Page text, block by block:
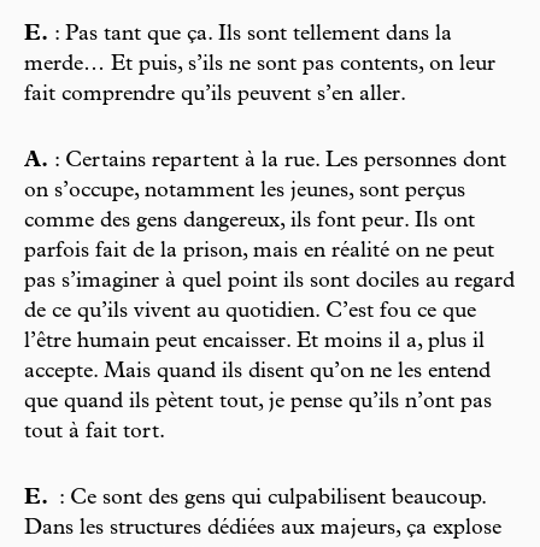
E. : Pas tant que ça. Ils sont tellement dans la
merde… Et puis, s’ils ne sont pas contents, on leur
fait comprendre qu’ils peuvent s’en aller.
A. : Certains repartent à la rue. Les personnes dont
on s’occupe, notamment les jeunes, sont perçus
comme des gens dangereux, ils font peur. Ils ont
parfois fait de la prison, mais en réalité on ne peut
pas s’imaginer à quel point ils sont dociles au regard
de ce qu’ils vivent au quotidien. C’est fou ce que
l’être humain peut encaisser. Et moins il a, plus il
accepte. Mais quand ils disent qu’on ne les entend
que quand ils pètent tout, je pense qu’ils n’ont pas
tout à fait tort.
E.
: Ce sont des gens qui culpabilisent beaucoup.
Dans les structures dédiées aux majeurs, ça explose